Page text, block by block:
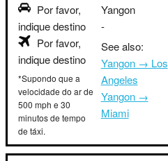
Por favor,
indique destino
Por favor,
indique destino
*Supondo que a
velocidade do ar de
500 mph e 30
minutos de tempo
de táxi.
Yangon
-
See also:
Yangon → Los
Angeles
Yangon →
Miami